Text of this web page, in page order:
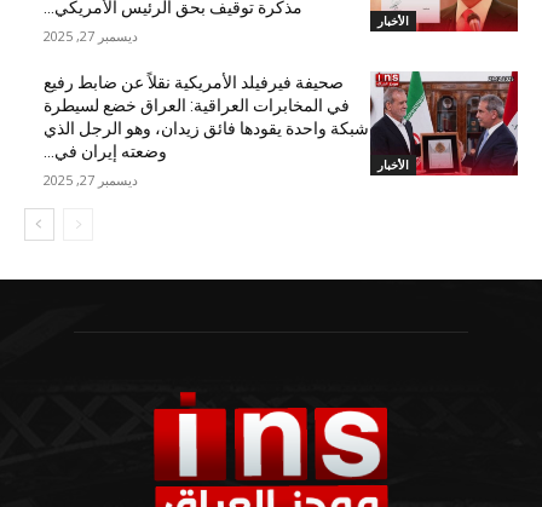
الأخبار
مذكرة توقيف بحق الرئيس الأمريكي...
ديسمبر 27, 2025
الأخبار
صحيفة فيرفيلد الأمريكية نقلاً عن ضابط رفيع
في المخابرات العراقية: العراق خضع لسيطرة
شبكة واحدة يقودها فائق زيدان، وهو الرجل الذي
وضعته إيران في...
ديسمبر 27, 2025